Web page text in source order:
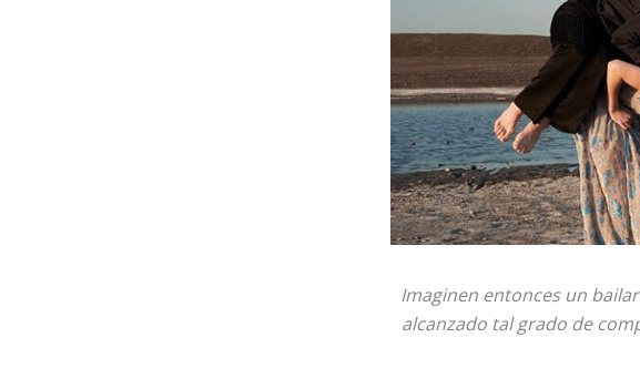
Imaginen entonces un
alcanzado tal grado de